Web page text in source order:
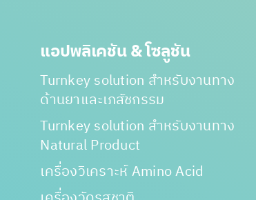
แอปพลิเคชัน & โซลูชัน
Turnkey solution สำหรับงานทาง
ด้านยาและเภสัชกรรม
Turnkey solution สำหรับงานทาง
Natural Product
เครื่องวิเคราะห์ Amino Acid